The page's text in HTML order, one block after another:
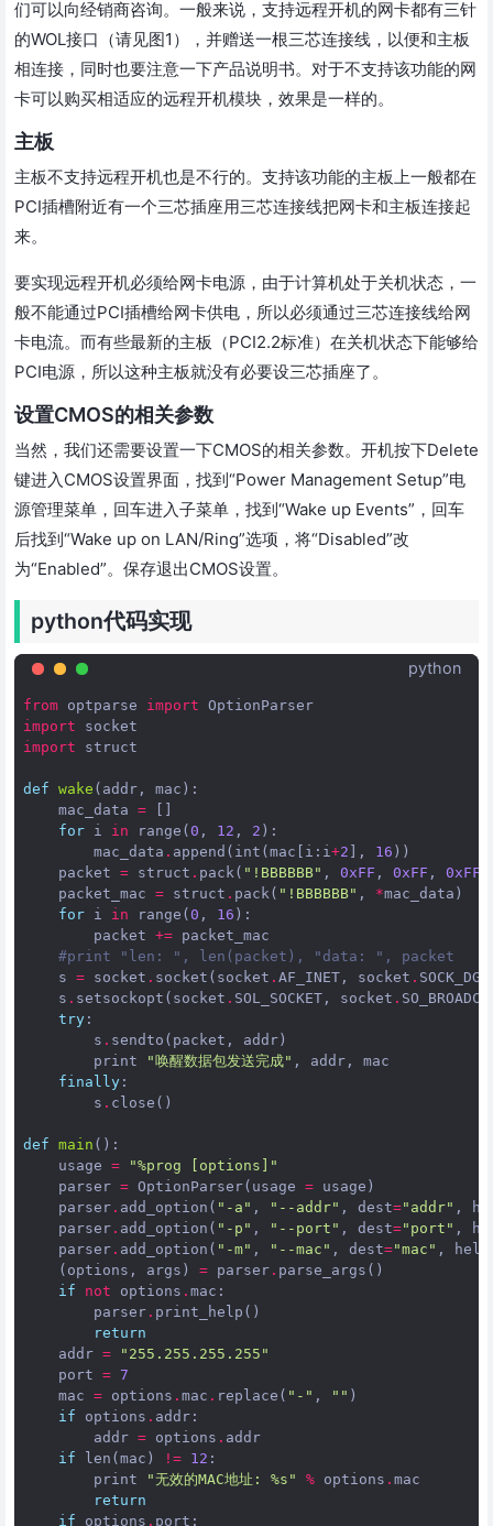
们可以向经销商咨询。一般来说，支持远程开机的网卡都有三针
的WOL接口（请见图1），并赠送一根三芯连接线，以便和主板
相连接，同时也要注意一下产品说明书。对于不支持该功能的网
卡可以购买相适应的远程开机模块，效果是一样的。
主板
主板不支持远程开机也是不行的。支持该功能的主板上一般都在
PCI插槽附近有一个三芯插座用三芯连接线把网卡和主板连接起
来。
要实现远程开机必须给网卡电源，由于计算机处于关机状态，一
般不能通过PCI插槽给网卡供电，所以必须通过三芯连接线给网
卡电流。而有些最新的主板（PCI2.2标准）在关机状态下能够给
PCI电源，所以这种主板就没有必要设三芯插座了。
设置CMOS的相关参数
当然，我们还需要设置一下CMOS的相关参数。开机按下Delete
键进入CMOS设置界面，找到“Power Management Setup”电
源管理菜单，回车进入子菜单，找到“Wake up Events”，回车
后找到“Wake up on LAN/Ring”选项，将“Disabled”改
为“Enabled”。保存退出CMOS设置。
python代码实现
python
from optparse import OptionParser
import
socket
import
struct
def wake ( addr , mac ):
mac_data =
[]
for i in range (0 , 12 , 2 ):
mac_data . append ( int (mac [ i : i +2 ], 16 ))
packet = struct . pack ( "!BBBBBB" , 0xFF , 0xFF , 0xFF
packet_mac = struct . pack ( "!BBBBBB" , *mac_data )
for i in range (0 , 16 ):
packet += packet_mac
#print "len: ", len(packet), "data: ", packet
s = socket . socket ( socket . AF_INET , socket .
s . setsockopt ( socket . SOL_SOCKET , socket .
try :
s . sendto ( packet , addr)
print
"唤醒数据包发送完成" , addr ,
mac
finally :
s . close ()
def main ():
usage =
"%prog [options]"
parser = OptionParser( usage = usage )
parser . add_option ( "-a" , "--addr" , dest="addr" ,
parser . add_option ( "-p" , "--port" , dest="port" ,
parser . add_option ( "-m" , "--mac" , dest="mac" , help
( options , args ) = parser . parse_args ()
if
not options . mac :
parser . print_help ()
return
addr =
"255.255.255.255"
port = 7
mac = options . mac . replace ( "-" , "" )
if
options . addr :
addr = options . addr
if
len (mac ) != 12 :
print
"无效的MAC地址: %s " % options . mac
return
if
options . port :